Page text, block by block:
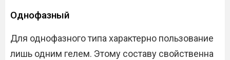
Однофазный
Для однофазного типа характерно пользование
лишь одним гелем. Этому составу свойственна